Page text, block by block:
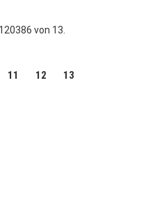
von 13.
11 12 13